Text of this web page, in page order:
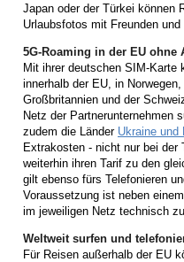
Japan oder der Türkei können
Urlaubsfotos mit Freunden und
5G-Roaming in der EU ohne
Mit ihrer deutschen SIM-Karte
innerhalb der EU, in
Großbritannien und der
Netz der Partnerunternehmen
zudem die Länder Ukraine und
Extrakosten - nicht nur bei der
weiterhin ihren Tarif zu den
gilt ebenso fürs Telefonieren
Voraussetzung ist neben
im jeweiligen Netz technisch
Weltweit surfen und
Für Reisen außerhalb der EU